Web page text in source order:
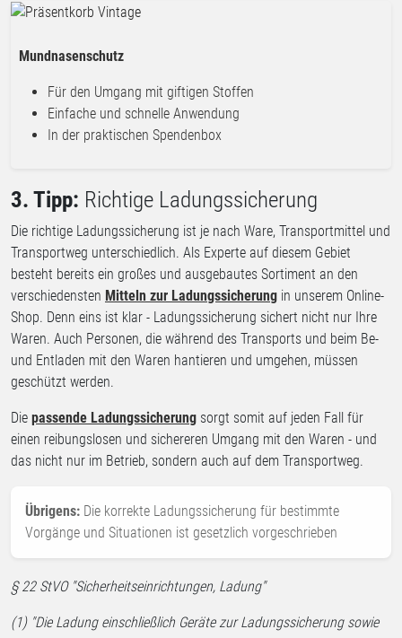
Mundnasenschutz
Für den Umgang mit giftigen Stoffen
Einfache und schnelle Anwendung
In der praktischen Spendenbox
3. Tipp: Richtige Ladungssicherung
Die richtige Ladungssicherung ist je nach Ware, Transportmittel und
Transportweg unterschiedlich. Als Experte auf diesem Gebiet
besteht bereits ein großes und ausgebautes Sortiment an den
verschiedensten Mitteln zur Ladungssicherung in unserem Online-
Shop. Denn eins ist klar - Ladungssicherung sichert nicht nur Ihre
Waren. Auch Personen, die während des Transports und beim Be-
und Entladen mit den Waren hantieren und umgehen, müssen
geschützt werden.
Die passende Ladungssicherung sorgt somit auf jeden Fall für
einen reibungslosen und sichereren Umgang mit den Waren - und
das nicht nur im Betrieb, sondern auch auf dem Transportweg.
Übrigens: Die korrekte Ladungssicherung für bestimmte
Vorgänge und Situationen ist gesetzlich vorgeschrieben
§ 22 StVO "Sicherheitseinrichtungen, Ladung"
(1) "Die Ladung einschließlich Geräte zur Ladungssicherung sowie